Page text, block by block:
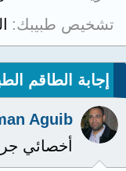
تشخيص طبيبك
إجابة الطاقم
Aguib
أخصائي